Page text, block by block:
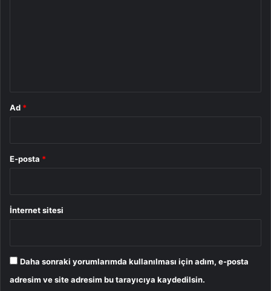
Ad *
E-posta *
İnternet sitesi
Daha sonraki yorumlarımda kullanılması için adım, e-posta
adresim ve site adresim bu tarayıcıya kaydedilsin.